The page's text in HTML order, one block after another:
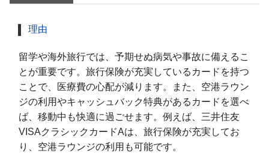
理由
留学や海外旅行では、予期せぬ病気や事故に備えるこ
とが重要です。旅行保険が充実しているカードを持つ
ことで、医療費の心配が減ります。また、空港ラウン
ジの利用やキャッシュバック特典があるカードを選べ
ば、移動中も快適に過ごせます。例えば、三井住友
VISAクラシックカードAは、旅行保険が充実してお
り、空港ラウンジの利用も可能です。